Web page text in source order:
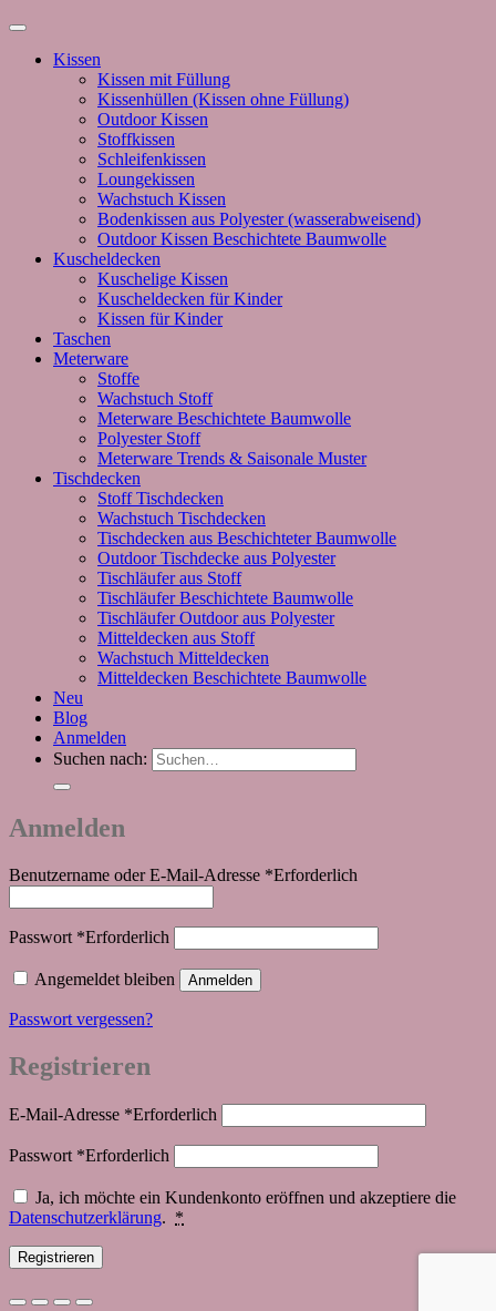
Kissen
Kissen mit Füllung
Kissenhüllen (Kissen ohne Füllung)
Outdoor Kissen
Stoffkissen
Schleifenkissen
Loungekissen
Wachstuch Kissen
Bodenkissen aus Polyester (wasserabweisend)
Outdoor Kissen Beschichtete Baumwolle
Kuscheldecken
Kuschelige Kissen
Kuscheldecken für Kinder
Kissen für Kinder
Taschen
Meterware
Stoffe
Wachstuch Stoff
Meterware Beschichtete Baumwolle
Polyester Stoff
Meterware Trends & Saisonale Muster
Tischdecken
Stoff Tischdecken
Wachstuch Tischdecken
Tischdecken aus Beschichteter Baumwolle
Outdoor Tischdecke aus Polyester
Tischläufer aus Stoff
Tischläufer Beschichtete Baumwolle
Tischläufer Outdoor aus Polyester
Mitteldecken aus Stoff
Wachstuch Mitteldecken
Mitteldecken Beschichtete Baumwolle
Neu
Blog
Anmelden
Suchen nach:
Anmelden
Benutzername oder E-Mail-Adresse *Erforderlich
Passwort *Erforderlich
Angemeldet bleiben Anmelden
Passwort vergessen?
Registrieren
E-Mail-Adresse *Erforderlich
Passwort *Erforderlich
Ja, ich möchte ein Kundenkonto eröffnen und akzeptiere die
Datenschutzerklärung. *
Registrieren